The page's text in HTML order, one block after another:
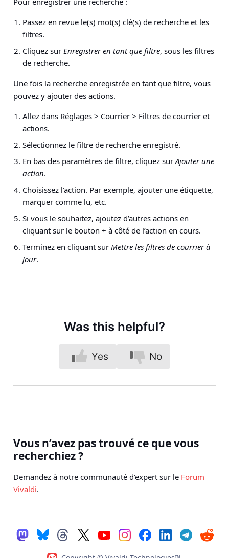
Passez en revue le(s) mot(s) clé(s) de recherche et les
filtres.
Cliquez sur Enregistrer en tant que filtre, sous les filtres
de recherche.
Une fois la recherche enregistrée en tant que filtre, vous
pouvez y ajouter des actions.
Allez dans Réglages > Courrier > Filtres de courrier et
actions.
Sélectionnez le filtre de recherche enregistré.
En bas des paramètres de filtre, cliquez sur Ajouter une
action.
Choisissez l’action. Par exemple, ajouter une étiquette,
marquer comme lu, etc.
Si vous le souhaitez, ajoutez d’autres actions en
cliquant sur le bouton + à côté de l’action en cours.
Terminez en cliquant sur Mettre les filtres de courrier à
jour.
Was this helpful?
Yes No
Vous n’avez pas trouvé ce que vous
recherchiez ?
Demandez à notre communauté d’expert sur le Forum
Vivaldi.